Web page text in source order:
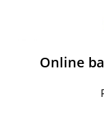
Online